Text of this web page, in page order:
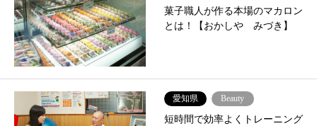
菓子職人が作る本場のマカロン
とは！【おかしや みづき】
愛知県 Beauty
短時間で効率よくトレーニング